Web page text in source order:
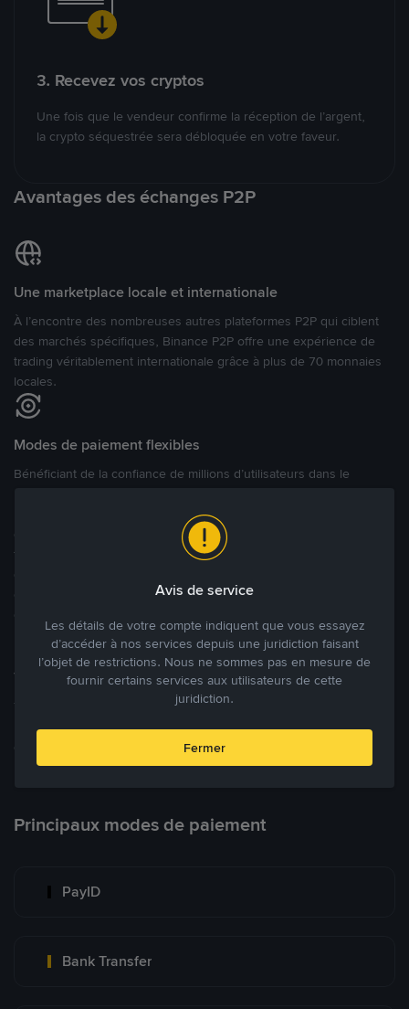
3. Recevez vos cryptos
Une fois que le vendeur confirme la réception de l’argent,
la crypto séquestrée sera débloquée en votre faveur.
Avantages des échanges P2P
Une marketplace locale et internationale
À l’encontre des nombreuses autres plateformes P2P qui ciblent
des marchés spécifiques, Binance P2P offre une expérience de
trading véritablement internationale grâce à plus de 70 monnaies
locales.
Modes de paiement flexibles
Bénéficiant de la confiance de millions d’utilisateurs dans le
réalisation de trades en cryptomonnaies dans plus de 800 modes
de paiement et plus de 100 monnaies fiat. Les utilisateurs peuvent
facilement acheter, vendre et trader des cryptomonnaies
et leurs modes de paiement préférés sur une Marketplace de
Tradez à des prix avantageux pour vous
Tradez des cryptos en étant libres d’acheter et de vendre à votre
prix. Achetez ou vendez à partir des offres existantes, ou créez
des annonces commerciales pour fixer vos propres prix.
Blog P2P Voir plus
Principaux modes de paiement
PayID
Bank Transfer
Avis de service
Les détails de votre compte indiquent que vous essayez
d’accéder à nos services depuis une juridiction faisant
l’objet de restrictions. Nous ne sommes pas en mesure de
fournir certains services aux utilisateurs de cette
juridiction.
Fermer